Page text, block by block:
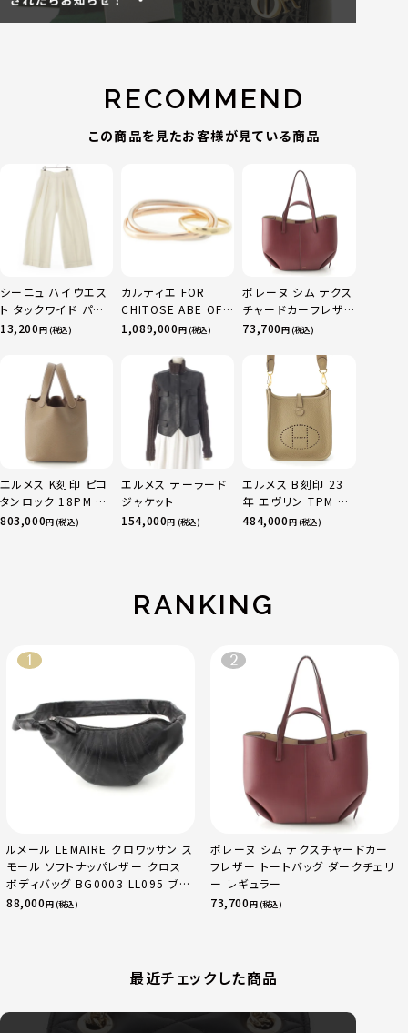
RECOMMEND
この商品を見たお客様が見ている商品
シーニュ ハイウエス
ト タックワイド パン
ツ ボトムス オフホワ
13,200円 (税込)
カルティエ FOR
CHITOSE ABE OF
sacai サカイ 750
ニティ リング 指輪 マ
ルチカラー 50 51
52 24.9g
1,089,000円 (税込)
ポレーヌ シム テクス
チャードカーフレザ
ー トートバッグ ダー
73,700円 (税込)
エルメス K刻印 ピコ
タンロック 18PM ト
リヨン ハンドバッグ
803,000円 (税込)
エルメス テーラード
ジャケット
154,000円 (税込)
エルメス B刻印 23
年 エヴリン TPM 16
アマゾン トリヨンク
484,000円 (税込)
RANKING
ルメール LEMAIRE クロワッサン ス
モール ソフトナッパレザー クロス
ボディバッグ BG0003 LL095 ブラ
ック
88,000円 (税込)
ポレーヌ シム テクスチャードカー
フレザー トートバッグ ダークチェリ
ー レギュラー
73,700円 (税込)
最近チェックした商品